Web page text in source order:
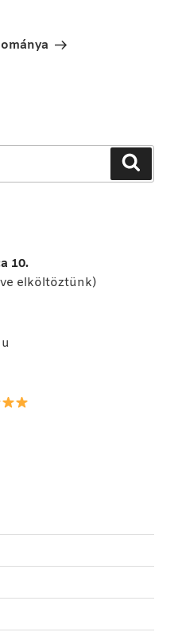
10.
elköltöztünk)